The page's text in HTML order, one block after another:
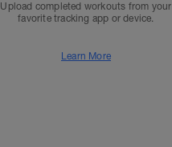
Upload completed workouts from your
favorite tracking app or device.
Learn More